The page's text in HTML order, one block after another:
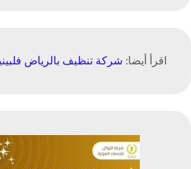
اقرأ أيضا: شركة تنظيف بالرياض